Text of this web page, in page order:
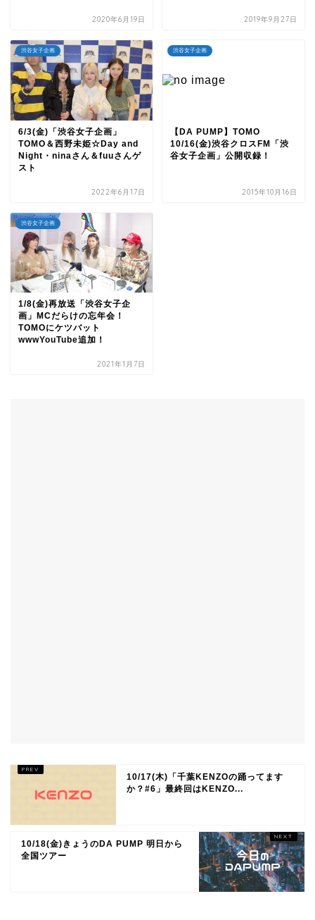
2020年6月19日 2019年9月27日
渋谷女子企画
6/3(金)「渋谷女子企画」
TOMO＆西野未姫☆Day and
Night・ninaさん＆fuuさんゲ
スト
2022年6月17日
渋谷女子企画
【DA PUMP】TOMO
10/16(金)渋谷クロスFM「渋
谷女子企画」公開収録！
2015年10月16日
渋谷女子企画
1/8(金)再放送「渋谷女子企
画」MCだらけの忘年会！
TOMOにケツバット
wwwYouTube追加！
2021年1月7日
10/17(木)「千葉KENZOの踊ってます
か？#6」最終回はKENZO...
10/18(金)きょうのDA PUMP 明日から
全国ツアー